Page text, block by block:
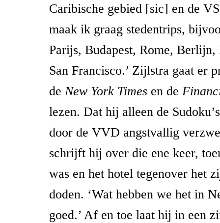
Caribische gebied [sic] en de
maak ik graag stedentrips,
Parijs, Budapest, Rome,
San Francisco.’ Zijlstra gaat er
de New York Times en de
lezen. Dat hij alleen de
door de VVD angstvallig
schrijft hij over die ene keer,
was en het hotel tegenover het
doden. ‘Wat hebben we het in
goed.’ Af en toe laat hij in een